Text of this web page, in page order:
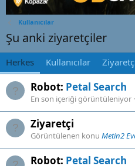
Kullanıcılar
Şu anki ziyaretçiler
Herkes Kullanıcılar
Robot: Petal Search
En son içeriği görüntüleniyor
Ziyaretçi
Görüntülenen konu Metin2
Robot: Petal Search